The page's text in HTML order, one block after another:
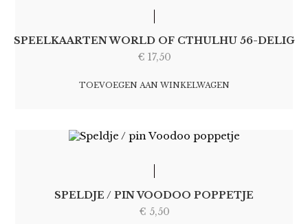
SPEELKAARTEN WORLD OF CTHULHU 56-DELIG
€ 17,50
TOEVOEGEN AAN WINKELWAGEN
SPELDJE / PIN VOODOO POPPETJE
€ 5,50